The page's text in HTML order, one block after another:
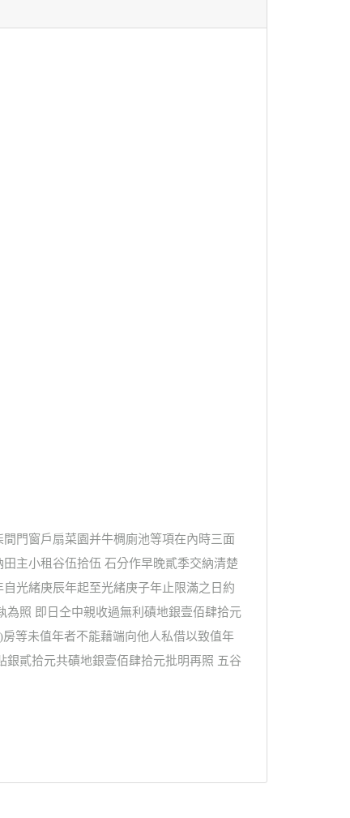
門窗戶扇菜園并牛椆廁池等項在內時三面
主小租谷伍拾伍 石分作早晚貳季交納清楚
光緒庚辰年起至光緒庚子年止限滿之日約
照 即日仝中親收過無利磧地銀壹佰肆拾元
等未值年者不能藉端向他人私借以致值年
貳拾元共磧地銀壹佰肆拾元批明再照 五谷